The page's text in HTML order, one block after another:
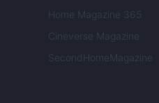
Home Magazine 365
Cineverse Magazine
SecondHomeMagazine